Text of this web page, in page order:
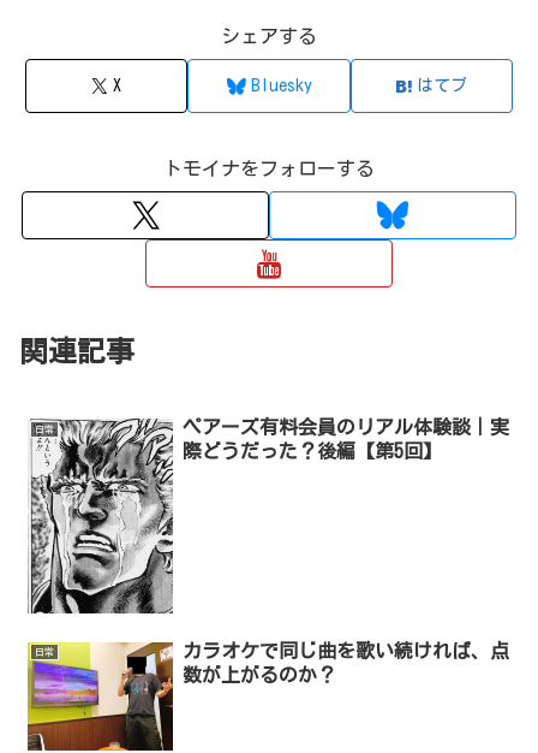
シェアする
X Bluesky はてブ
トモイナをフォローする
関連記事
日常
ペアーズ有料会員のリアル体験談｜実
際どうだった？後編【第5回】
日常
カラオケで同じ曲を歌い続ければ、点
数が上がるのか？